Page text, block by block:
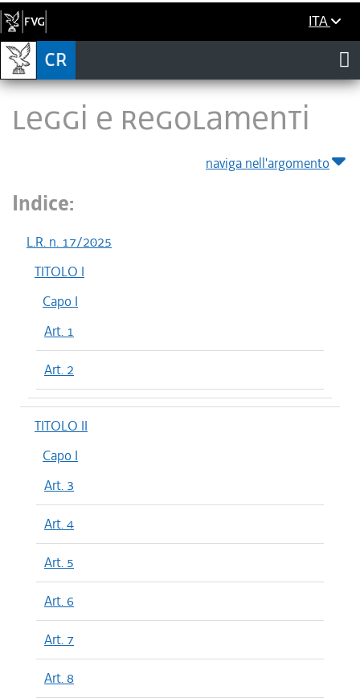
ITA
LEGGI E REGOLAMENTI
naviga nell'argomento
Indice:
L.R. n. 17/2025
TITOLO I
Capo I
Art. 1
Art. 2
TITOLO II
Capo I
Art. 3
Art. 4
Art. 5
Art. 6
Art. 7
Art. 8